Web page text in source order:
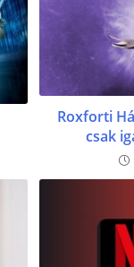
Roxforti
csak